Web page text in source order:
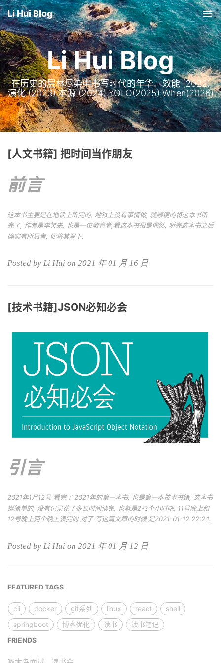
Li Hui Blog
Li Hui Blog
在历史的层林尽染中书写时代的年华。效能 (2022)
演化 (2023) 本源 (2024) YOLO(2025) When(2026)
[人文书籍] 把时间当作朋友
前言
这本书主要是在地铁上听完的, 地铁上没有事情做, 就顺便的将这本书听
完了, 作者是李笑来, 也是一位教育者,看这本书很是偶然, 听完这本书之后
确实有所思考, 便将其写下.
Posted by Li Hui on 2021 年 01 月 16 日
[技术书籍]JSON必知必会
引言
2021年1月12号 看完了 2021年的第一本书, 也是第一本技术书籍, 这本书
挺简单的, 没有记录花了多长时间读完, 也就是2-3个小时吧, 11号晚上和
12号晚上两个晚上读完的 对了 写这篇文章的时候 是2021-01-12 22:24.
Posted by Li Hui on 2021 年 01 月 12 日
FEATURED TAGS
cli docker git系列 linux react
shell
springboot
博客优化 读书
读书笔记
FRIENDS